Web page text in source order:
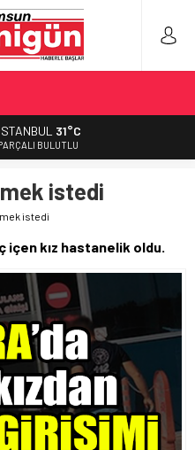
31°C
BULUTLU
istedi
istedi
içen kız hastanelik oldu.